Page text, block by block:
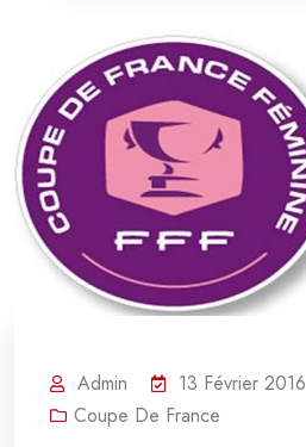
Admin
13 Février 2016
Coupe De France